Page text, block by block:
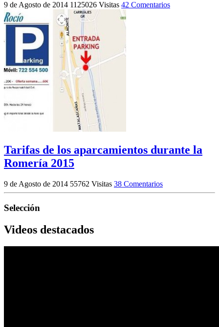
9 de Agosto de 2014 1125026 Visitas 42 Comentarios
Tarifas de los aparcamientos durante la
Romería 2015
9 de Agosto de 2014 55762 Visitas 38 Comentarios
Selección
Videos destacados